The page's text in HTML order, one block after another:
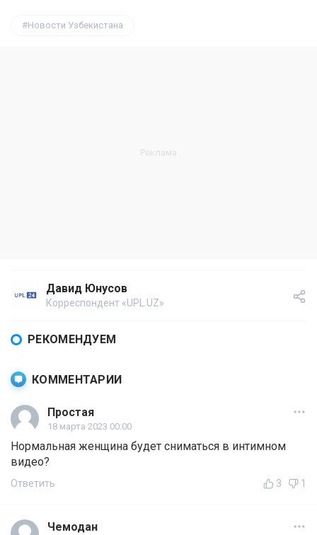
Новости Узбекистана
Давид Юнусов
Корреспондент «UPL.UZ»
РЕКОМЕНДУЕМ
КОММЕНТАРИИ
Простая
18 марта 2023 00:00
Нормальная женщина будет сниматься в интимном
видео?
Ответить 3 1
Чемодан